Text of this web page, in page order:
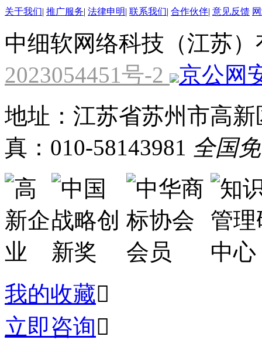
关于我们| 推广服务| 法律申明| 联系我们| 合作伙伴| 意见反馈
中细软网络科技（江苏
2023054451号-2
京公网
地址：江苏省苏州市高
真：010-58143981 全国
我的收藏
立即咨询